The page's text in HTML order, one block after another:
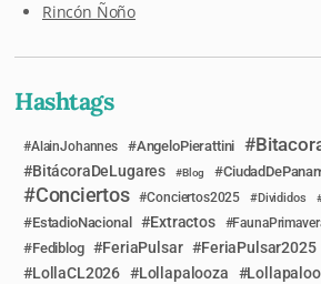
Rincón Ñoño
Hashtags
AlainJohannes AngeloPierattini
BitácoraDeLugares Blog
Conciertos Conciertos2025 Divididos
EstadioNacional Extractos
Fediblog FeriaPulsar FeriaPulsar2025
LollaCL2026
Lollapalooza